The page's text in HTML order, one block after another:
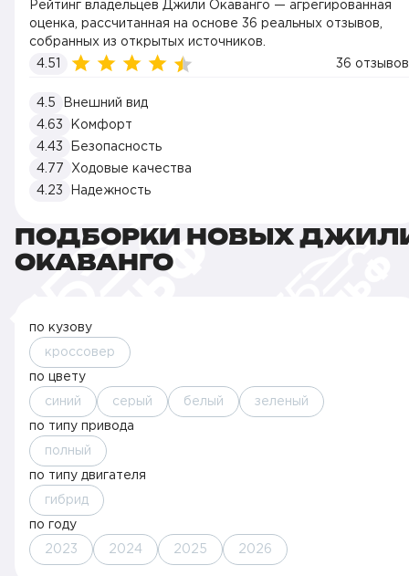
Рейтинг владельцев Джили Окаванго — агрегированная
оценка, рассчитанная на основе 36 реальных отзывов,
собранных из открытых источников.
4.51
36 отзывов
4.5
Внешний вид
4.63
Комфорт
4.43
Безопасность
4.77
Ходовые качества
4.23
Надежность
ПОДБОРКИ НОВЫХ
ОКАВАНГО
по кузову
кроссовер
по цвету
синий серый белый зеленый
по типу привода
полный
по типу двигателя
гибрид
по году
2023 2024 2025 2026